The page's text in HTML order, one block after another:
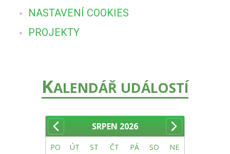
NASTAVENÍ COOKIES
PROJEKTY
KALENDÁŘ UDÁLOSTÍ
SRPEN 2026
PO ÚT ST ČT PÁ SO NE